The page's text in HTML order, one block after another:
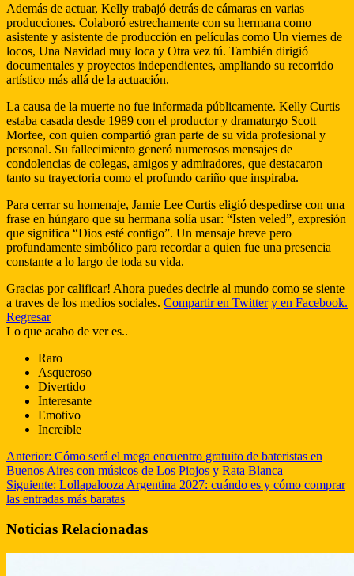
Además de actuar, Kelly trabajó detrás de cámaras en varias
producciones. Colaboró estrechamente con su hermana como
asistente y asistente de producción en películas como Un viernes de
locos, Una Navidad muy loca y Otra vez tú. También dirigió
documentales y proyectos independientes, ampliando su recorrido
artístico más allá de la actuación.
La causa de la muerte no fue informada públicamente. Kelly Curtis
estaba casada desde 1989 con el productor y dramaturgo Scott
Morfee, con quien compartió gran parte de su vida profesional y
personal. Su fallecimiento generó numerosos mensajes de
condolencias de colegas, amigos y admiradores, que destacaron
tanto su trayectoria como el profundo cariño que inspiraba.
Para cerrar su homenaje, Jamie Lee Curtis eligió despedirse con una
frase en húngaro que su hermana solía usar: “Isten veled”, expresión
que significa “Dios esté contigo”. Un mensaje breve pero
profundamente simbólico para recordar a quien fue una presencia
constante a lo largo de toda su vida.
Gracias por calificar! Ahora puedes decirle al mundo como se siente
a traves de los medios sociales. Compartir en Twitter y en Facebook.
Regresar
Lo que acabo de ver es..
Raro
Asqueroso
Divertido
Interesante
Emotivo
Increible
Anterior: Cómo será el mega encuentro gratuito de bateristas en
Buenos Aires con músicos de Los Piojos y Rata Blanca
Siguiente: Lollapalooza Argentina 2027: cuándo es y cómo comprar
las entradas más baratas
Noticias Relacionadas